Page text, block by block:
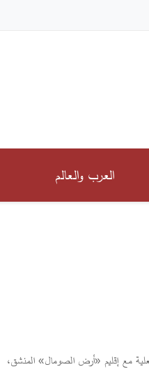
العرب والعالم
مع إقليم «أرض الصومال» المنشق،